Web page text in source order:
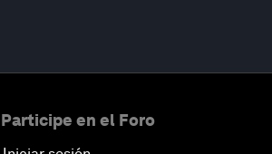
Participe en el Foro